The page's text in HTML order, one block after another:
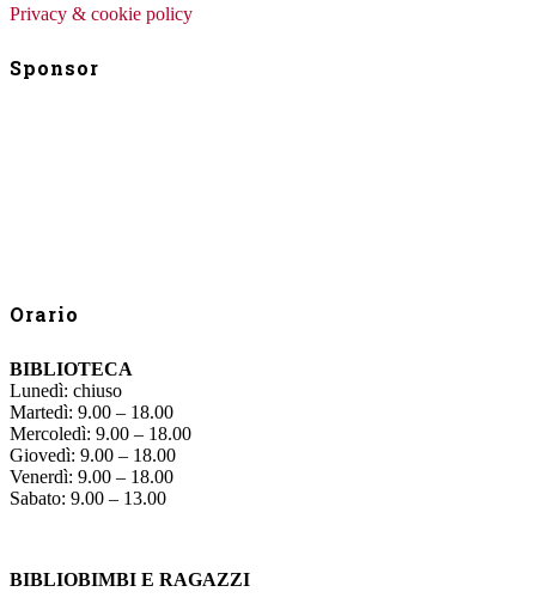
Privacy & cookie policy
Sponsor
Orario
BIBLIOTECA
Lunedì: chiuso
Martedì: 9.00 – 18.00
Mercoledì: 9.00 – 18.00
Giovedì: 9.00 – 18.00
Venerdì: 9.00 – 18.00
Sabato: 9.00 – 13.00
BIBLIOBIMBI E RAGAZZI